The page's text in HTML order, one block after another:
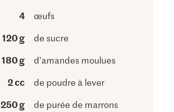
4 œufs
120 g de sucre
180 g d’amandes moulues
2 cc de poudre à lever
250 g
de purée de marrons